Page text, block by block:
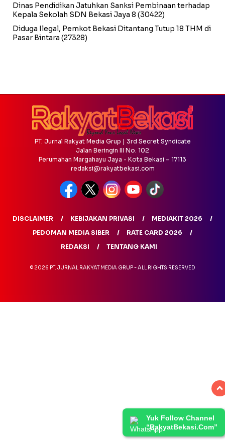
Dinas Pendidikan Jatuhkan Sanksi Pembinaan terhadap
Kepala Sekolah SDN Bekasi Jaya 8 (30422)
Diduga Ilegal, Pemkot Bekasi Ditantang Tutup 18 THM di
Pasar Bintara (27328)
Yuk Follow Channel
“RakyatBekasi.Com”
PT. Jurnal Rakyat Media Grup | 3rd Secret Syndicate
Jalan Beringin III No. 102
Perumahan Margahayu Jaya - Kota Bekasi – 17113
redaksi@rakyatbekasi.com
DISCLAIMER KEBIJAKAN PRIVASI
MEDIAKIT 2026
PEDOMAN MEDIA SIBER
RATE CARD 2026
REDAKSI
TENTANG KAMI
© 2026 PT. JURNAL RAKYAT MEDIA GRUP - ALL RIGHTS RESERVED